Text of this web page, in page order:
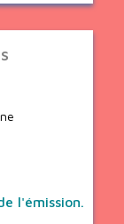
l'émission.